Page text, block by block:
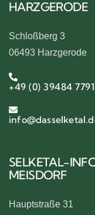
HARZGERODE
Schloßberg 3
06493 Harzgerode
+49 (0) 39484
SELKETAL-
MEISDORF
Hauptstraße 31